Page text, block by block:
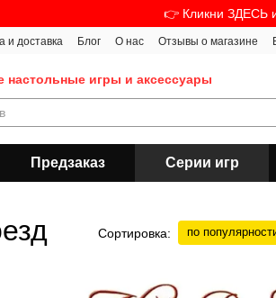
👉 Кликни ЗДЕСЬ
и доставка Блог О нас Отзывы о магазине
настольные игры и аксессуары
Предзаказ Серии игр
Сортировка: по